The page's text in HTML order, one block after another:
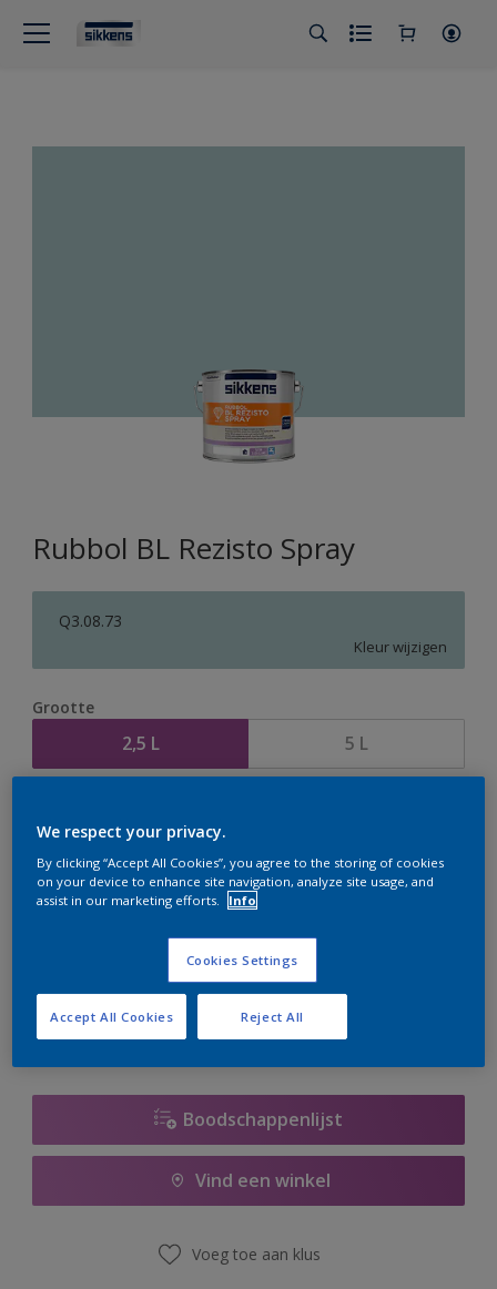
Rubbol BL Rezisto Spray
Q3.08.73
Kleur wijzigen
Grootte
2,5 L 5 L
te bestellen. Houd de website in de gaten, we werken
er hard aan om de voorraad aan te vullen.
Boodschappenlijst
Vind een winkel
Voeg toe aan klus
We respect your privacy.
By clicking “Accept All Cookies”, you agree to the storing of cookies
on your device to enhance site navigation, analyze site usage, and
assist in our marketing efforts.
Info
Cookies Settings
Reject All
Accept All Cookies